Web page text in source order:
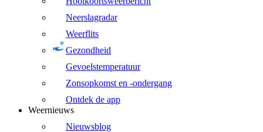
Neerslagradar
Weerflits
Gezondheid
Gevoelstemperatuur
Zonsopkomst en -ondergang
Ontdek de app
Weernieuws
Nieuwsblog